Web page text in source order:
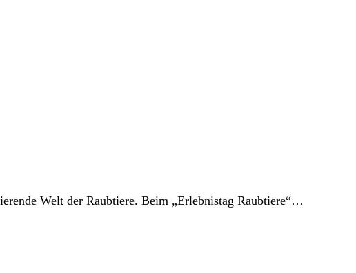
Welt der Raubtiere. Beim „Erlebnistag Raubtiere“…